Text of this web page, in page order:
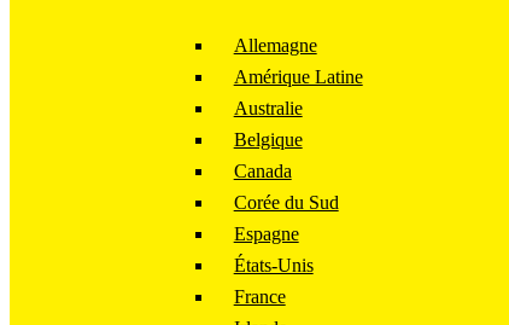
Allemagne
Amérique Latine
Australie
Belgique
Canada
Corée du Sud
Espagne
États-Unis
France